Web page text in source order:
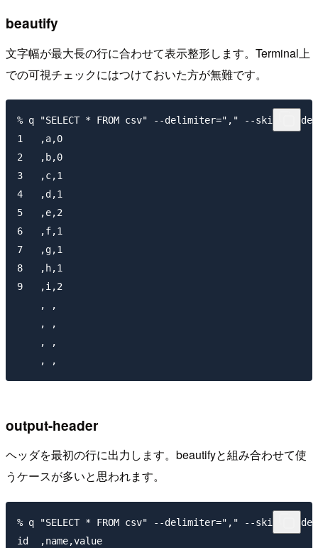
beautify
文字幅が最大長の行に合わせて表示整形します。Terminal上
での可視チェックにはつけておいた方が無難です。
% q "SELECT * FROM csv" --delimiter="," --skip-
1   ,a,0
2   ,b,0
3   ,c,1
4   ,d,1
5   ,e,2
6   ,f,1
7   ,g,1
8   ,h,1
9   ,i,2
    , ,
    , ,
    , ,
output-header
ヘッダを最初の行に出力します。beautifyと組み合わせて使
うケースが多いと思われます。
% q "SELECT * FROM csv" --delimiter="," --skip-
id  ,name,value